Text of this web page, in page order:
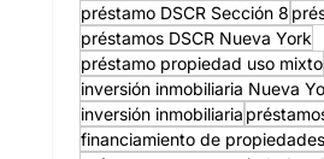
préstamo DSCR Sección 8
préstamos DSCR Nueva York
préstamo propiedad uso mixto
inversión inmobiliaria Nueva
inversión inmobiliaria
financiamiento de